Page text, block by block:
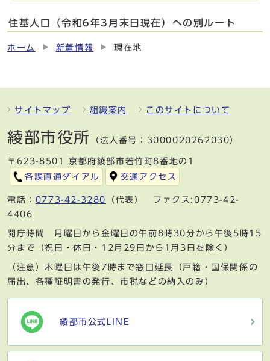
住基人口（令和6年3月末日現在）への別ルート
ホーム 新着情報 現在地
サイトマップ 組織案内 このサイトについて
綾部市役所 （法人番号：3000020262030）
〒623-8501 京都府綾部市若竹町8番地の1
各課直通ダイアル
交通アクセス
電話： 0773-42-3280
（代表） ファクス:0773-42-
4406
開庁時間 月曜日から金曜日の午前8時30分から午後5時15
分まで（祝日・休日・12月29日から1月3日を除く）
（注意）木曜日は午後7時まで窓口延長（戸籍・国保関係の
届出、各種証明書の発行、市税などの納入のみ）
綾部市公式LINE